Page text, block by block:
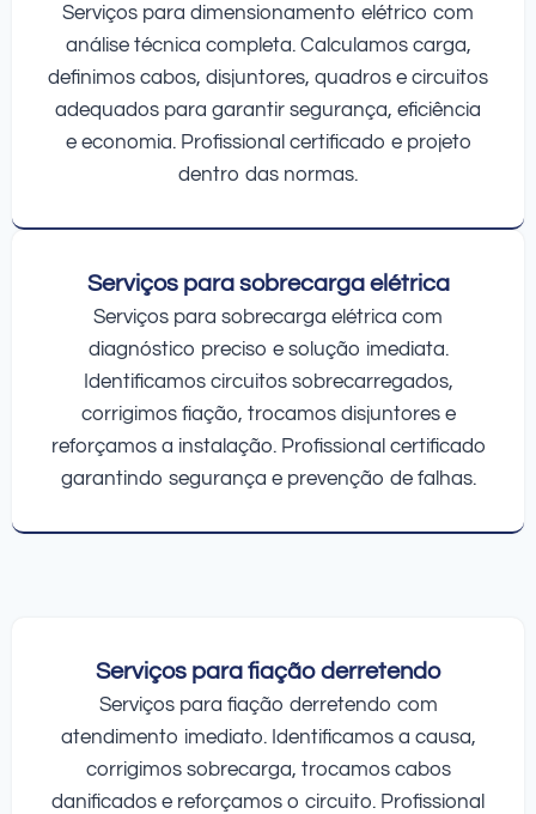
Serviços para dimensionamento elétrico com
análise técnica completa. Calculamos carga,
definimos cabos, disjuntores, quadros e circuitos
adequados para garantir segurança, eficiência
e economia. Profissional certificado e projeto
dentro das normas.
Serviços para sobrecarga elétrica
Serviços para sobrecarga elétrica com
diagnóstico preciso e solução imediata.
Identificamos circuitos sobrecarregados,
corrigimos fiação, trocamos disjuntores e
reforçamos a instalação. Profissional certificado
garantindo segurança e prevenção de falhas.
Serviços para fiação derretendo
Serviços para fiação derretendo com
atendimento imediato. Identificamos a causa,
corrigimos sobrecarga, trocamos cabos
danificados e reforçamos o circuito. Profissional